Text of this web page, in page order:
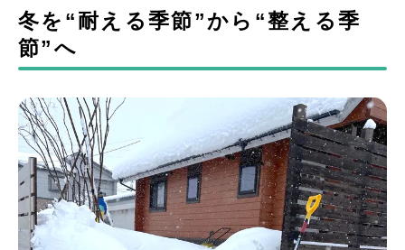
冬を“耐える季節”から“整える季
節”へ